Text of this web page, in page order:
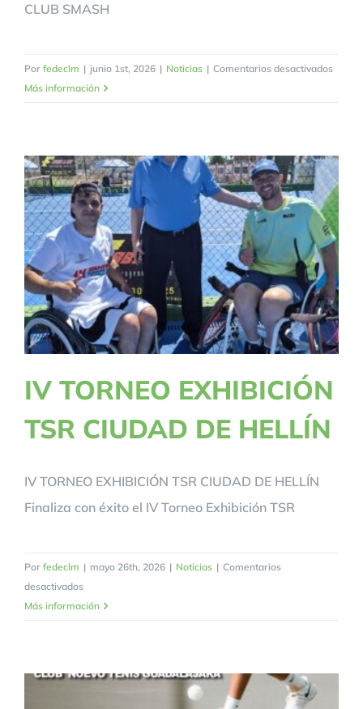
CLUB SMASH
Por fedeclm | junio 1st, 2026 | Noticias | Comentarios desactivadosen
Más información
IV TORNEO EXHIBICIÓN
TSR CIUDAD DE HELLÍN
IV TORNEO EXHIBICIÓN TSR CIUDAD DE HELLÍN
Finaliza con éxito el IV Torneo Exhibición TSR
Por fedeclm | mayo 26th, 2026 | Noticias | Comentarios
desactivadosen
IV
CIUDAD
Más información